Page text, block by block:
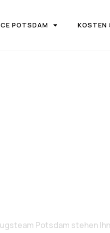
POTSDAM KOSTEN
Potsdam stehen